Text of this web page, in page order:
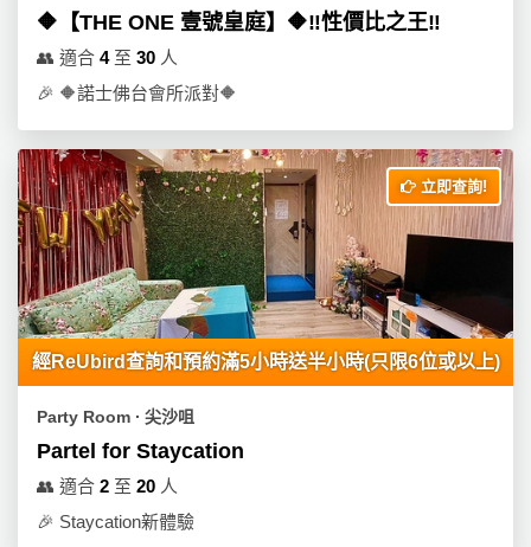
🔶【THE ONE 壹號皇庭】🔶‼️性價比之王‼️
👥 適合 4至 30 人
🎉 🔶諾士佛台會所派對🔶
立即查詢!
經ReUbird查詢和預約滿5小時送半小時(只限6位或以上)
Party Room ∙ 尖沙咀
Partel for Staycation
👥 適合 2 至 20 人
🎉 Staycation新體驗